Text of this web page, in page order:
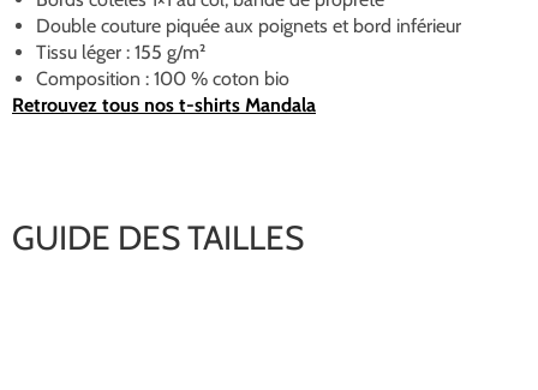
Double couture piquée aux poignets et bord inférieur
Tissu léger : 155 g/m²
Composition : 100 % coton bio
Retrouvez tous nos t-shirts Mandala
GUIDE DES TAILLES